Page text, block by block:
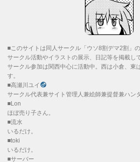
■このサイトは同人サークル「ウソ8割デマ2割」
サークル活動やイラストの展示、日記等を掲載し
サークル参加は関西中心に活動中。西は小倉、東
す。
■高瀬川ユイ
サークル代表兼サイト管理人兼絵師兼提督兼ハンタ
■Lon
ほぼ売り子さん。
■流水
いるだけ。
■toki
いるだけ。
■サーバー